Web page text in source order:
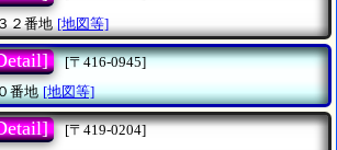
２番地 [地図等]
[〒416-0945]
番地 [地図等]
[〒419-0204]